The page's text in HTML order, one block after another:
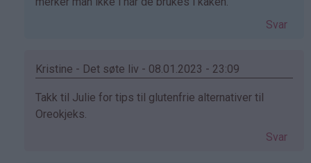
Svar
Kristine - Det søte liv - 08.01.2023 - 23:09
Som
svar
Takk til Julie for tips til glutenfrie alternativer til
Oreokjeks.
Svar